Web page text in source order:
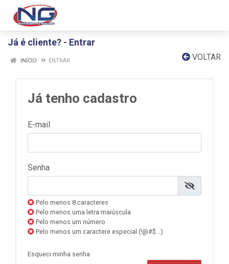
Já é cliente? - Entrar
VOLTAR
INÍCIO ENTRAR
Já tenho cadastro
E-mail
Senha
Pelo menos 8 caracteres
Pelo menos uma letra maiúscula
Pelo menos um número
Pelo menos um caractere especial (!@#$...)
Esqueci minha senha